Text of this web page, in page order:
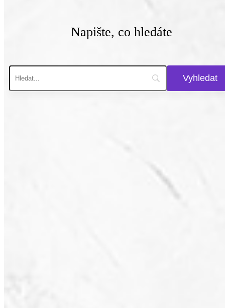
Napište, co hledáte